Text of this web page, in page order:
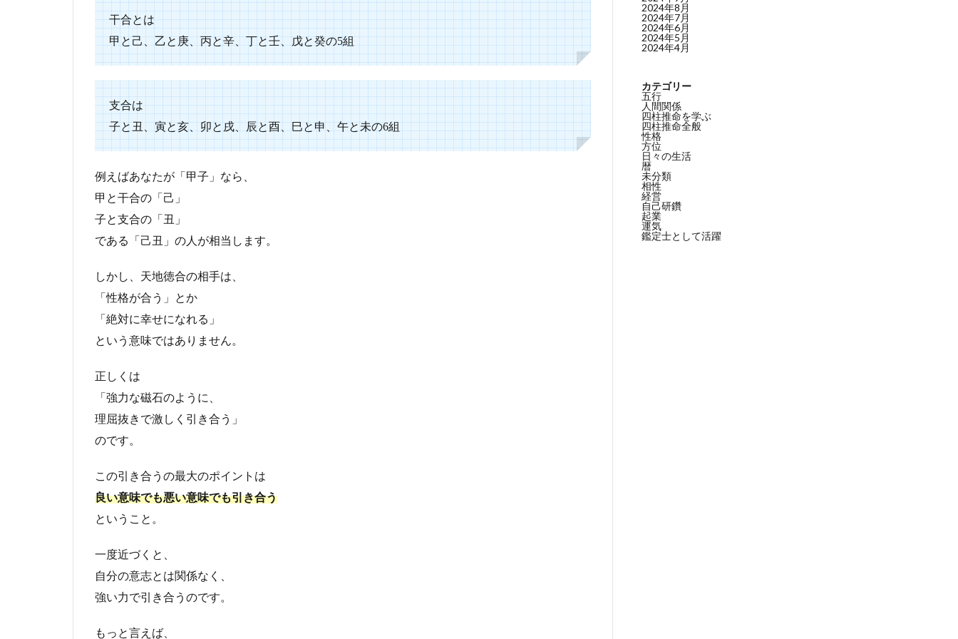
干合とは
甲と己、乙と庚、丙と辛、丁と壬、戊と癸の5組
支合は
子と丑、寅と亥、卯と戌、辰と酉、巳と申、午と未の6組
例えばあなたが「甲子」なら、
甲と干合の「己」
子と支合の「丑」
である「己丑」の人が相当します。
しかし、天地徳合の相手は、
「性格が合う」とか
「絶対に幸せになれる」
という意味ではありません。
正しくは
「強力な磁石のように、
理屈抜きで激しく引き合う」
のです。
この引き合うの最大のポイントは
良い意味でも悪い意味でも引き合う
ということ。
一度近づくと、
自分の意志とは関係なく、
強い力で引き合うのです。
もっと言えば、
2024年8月
2024年7月
2024年6月
2024年5月
2024年4月
カテゴリー
五行
人間関係
四柱推命を学ぶ
四柱推命全般
性格
方位
日々の生活
暦
未分類
相性
経営
自己研鑽
起業
運気
鑑定士として活躍